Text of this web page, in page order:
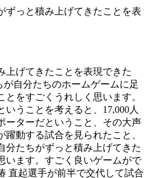
ずっと積み上げてきたことを表
上げてきたことを表現できた
が自分たちのホームゲームに足
とをすごくうれしく思います。
うことを考えると、17,000人
ーターだということ、その大声
躍動する試合を見られたこと、
分たちがずっと積み上げてきた
います。すごく良いゲームがで
直起選手が前半で交代して試合